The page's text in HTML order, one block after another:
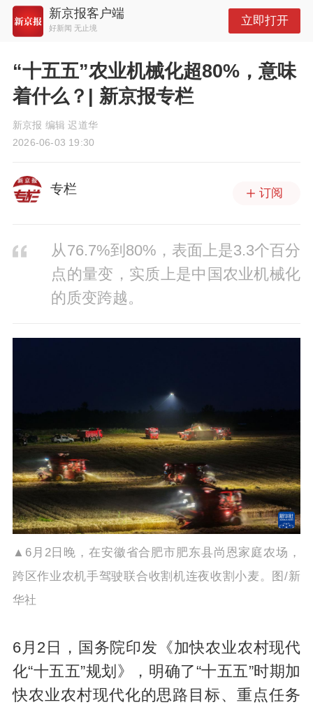
新京报客户端
好新闻 无止境
立即打开
“十五五”农业机械化超80%，意味
着什么？| 新京报专栏
新京报 编辑 迟道华
2026-06-03 19:30
专栏 订阅
从76.7%到80%，表面上是3.3个百分
点的量变，实质上是中国农业机械化
的质变跨越。
▲6月2日晚，在安徽省合肥市肥东县尚恩家庭农场，
跨区作业农机手驾驶联合收割机连夜收割小麦。图/新
华社
6月2日，国务院印发《加快农业农村现代
化“十五五”规划》，明确了“十五五”时期加
快农业农村现代化的思路目标、重点任务